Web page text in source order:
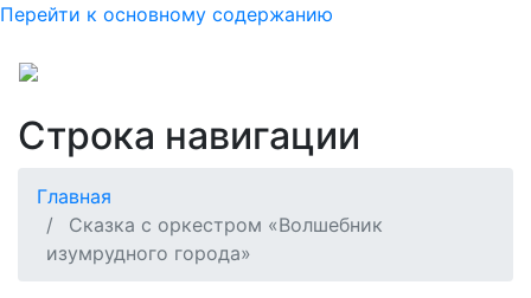
Перейти к основному содержанию
Строка навигации
Главная
Сказка с оркестром «Волшебник
изумрудного города»